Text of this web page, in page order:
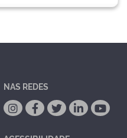
NAS REDES